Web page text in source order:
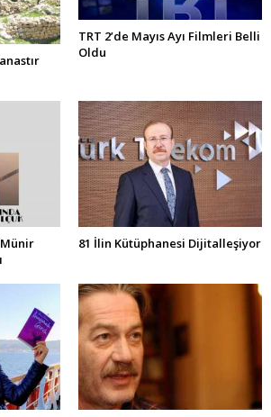
TRT 2’de Mayıs Ayı Filmleri Belli
Oldu
Münir
81 İlin Kütüphanesi Dijitalleşiyor